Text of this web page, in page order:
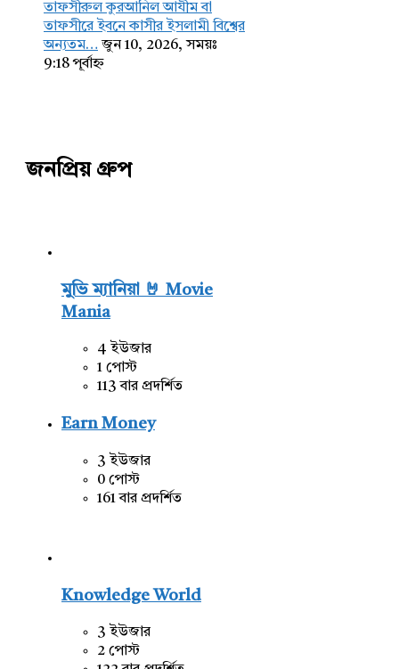
তাফসীরুল কুরআনিল আযীম বা
তাফসীরে ইবনে কাসীর ইসলামী বিশ্বের
অন্যতম… জুন 10, 2026, সময়ঃ
9:18 পূর্বাহ্ন
জনপ্রিয় গ্রুপ
মুভি ম্যানিয়া 🤘 Movie
Mania
4 ইউজার
1 পোস্ট
113 বার প্রদর্শিত
Earn Money
3 ইউজার
0 পোস্ট
161 বার প্রদর্শিত
Knowledge World
3 ইউজার
2 পোস্ট